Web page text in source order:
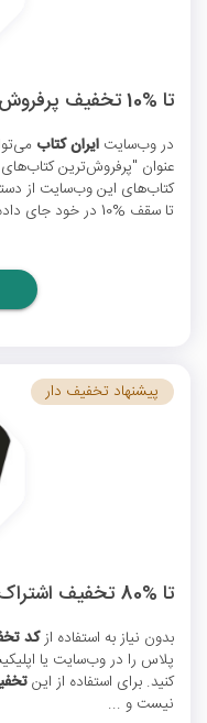
تا %10 تخفیف پرفروش‌ترین کتاب‌های ایران کتاب
در وب‌سایت ایران کتاب
عنوان "پرفروش‌ترین
کتاب‌های این وب‌سایت از
تا سقف %10 در خود جای داده ...
تا %80 تخفیف اشتراک فیدی پلاس فیدیبو
بدون نیاز به استفاده ازکد
کنید. برای استفاده از این
نیست و ...
پیشنهاد تخفیف دار